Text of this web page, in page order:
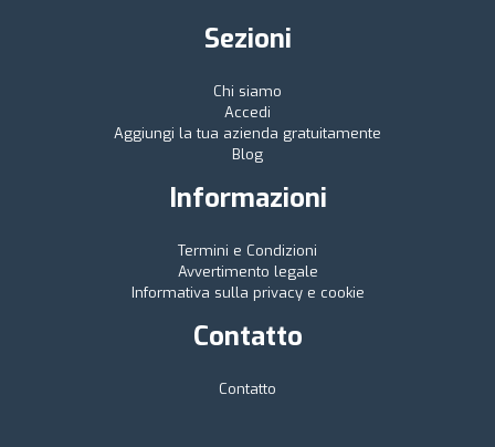
Sezioni
Chi siamo
Accedi
Aggiungi la tua azienda gratuitamente
Blog
Informazioni
Termini e Condizioni
Avvertimento legale
Informativa sulla privacy e cookie
Contatto
Contatto